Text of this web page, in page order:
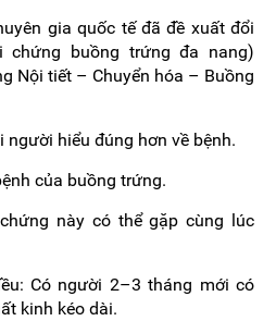
gia quốc tế đã đề xuất đổi
chứng buồng trứng đa nang)
Nội tiết – Chuyển hóa – Buồng
hiểu đúng hơn về bệnh.
của buồng trứng.
này có thể gặp cùng lúc
Có người 2–3 tháng mới có
kinh kéo dài.